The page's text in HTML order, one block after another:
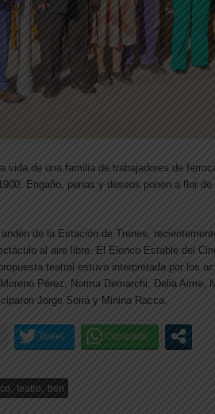
vida de una familia de trabajadores de
Engaño, penas y deseos ponen a flor
de la Estación de Trenes,
al aire libre. El Elenco Estable del
teatral estuvo interpretada por los
Pérez, Norma Demarchi, Delia Aime,
Jorge Soria y Minina Racca.
, teatro, tren